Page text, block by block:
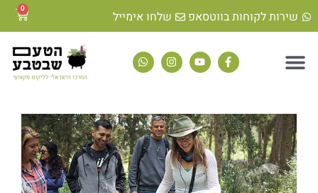
שירות לקוחות בווטסאפ שלחו אימייל 0